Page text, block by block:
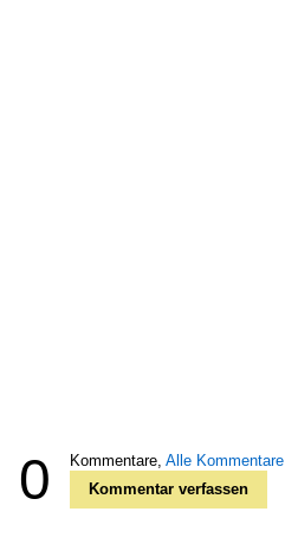
0 Kommentare, Alle Kommentare
Kommentar verfassen